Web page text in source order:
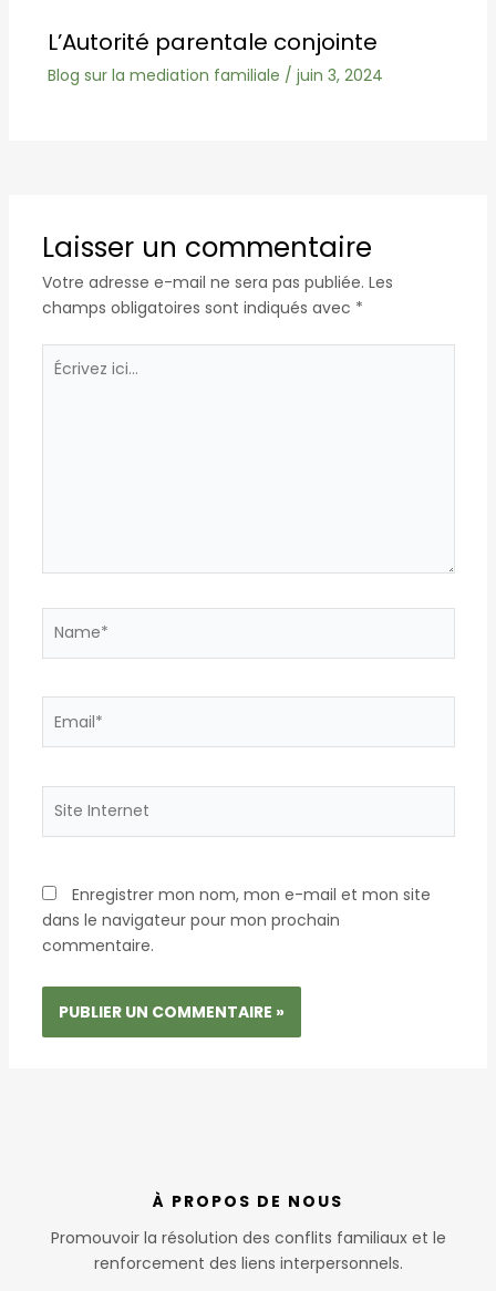
L’Autorité parentale conjointe
Blog sur la mediation familiale / juin 3, 2024
Laisser un commentaire
Votre adresse e-mail ne sera pas publiée. Les
champs obligatoires sont indiqués avec *
Écrivez
ici…
Internet
Enregistrer mon nom, mon e-mail et mon site
dans le navigateur pour mon prochain
commentaire.
À PROPOS DE NOUS
Promouvoir la résolution des conflits familiaux et le
renforcement des liens interpersonnels.